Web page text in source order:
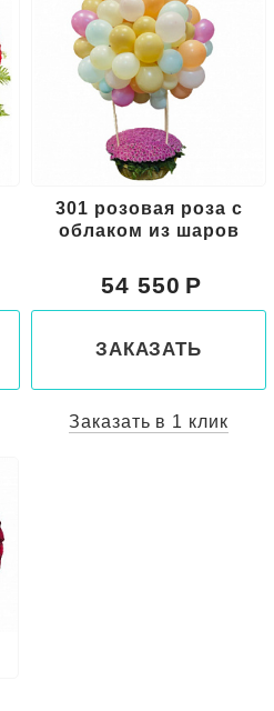
301 розовая роза с
облаком из шаров
54 550
ЗАКАЗАТЬ
Заказать в 1 клик